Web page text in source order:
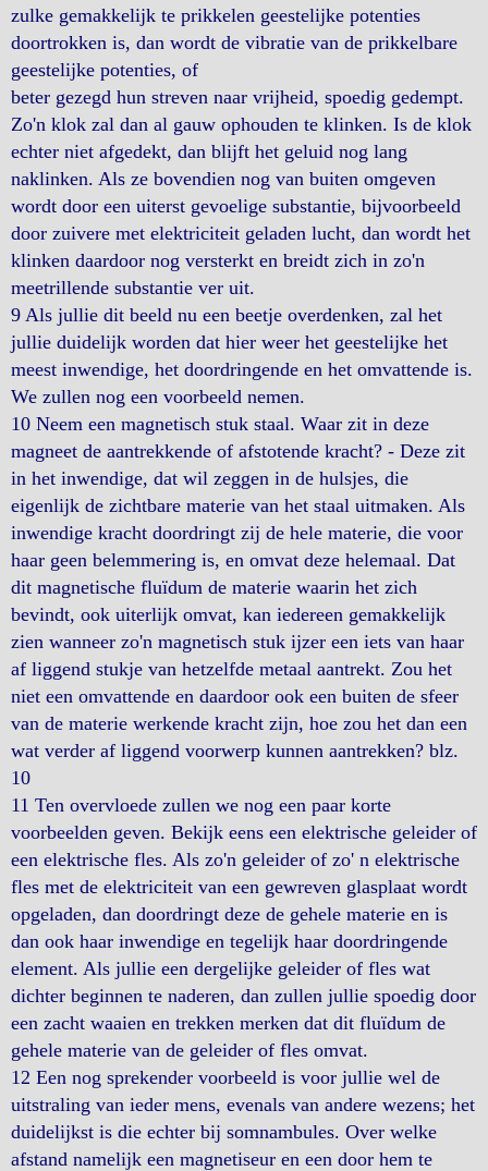
zulke gemakkelijk te prikkelen geestelijke potenties
doortrokken is, dan wordt de vibratie van de prikkelbare
geestelijke potenties, of
beter gezegd hun streven naar vrijheid, spoedig gedempt.
Zo'n klok zal dan al gauw ophouden te klinken. Is de klok
echter niet afgedekt, dan blijft het geluid nog lang
naklinken. Als ze bovendien nog van buiten omgeven
wordt door een uiterst gevoelige substantie, bijvoorbeeld
door zuivere met elektriciteit geladen lucht, dan wordt het
klinken daardoor nog versterkt en breidt zich in zo'n
meetrillende substantie ver uit.
9 Als jullie dit beeld nu een beetje overdenken, zal het
jullie duidelijk worden dat hier weer het geestelijke het
meest inwendige, het doordringende en het omvattende is.
We zullen nog een voorbeeld nemen.
10 Neem een magnetisch stuk staal. Waar zit in deze
magneet de aantrekkende of afstotende kracht? - Deze zit
in het inwendige, dat wil zeggen in de hulsjes, die
eigenlijk de zichtbare materie van het staal uitmaken. Als
inwendige kracht doordringt zij de hele materie, die voor
haar geen belemmering is, en omvat deze helemaal. Dat
dit magnetische fluïdum de materie waarin het zich
bevindt, ook uiterlijk omvat, kan iedereen gemakkelijk
zien wanneer zo'n magnetisch stuk ijzer een iets van haar
af liggend stukje van hetzelfde metaal aantrekt. Zou het
niet een omvattende en daardoor ook een buiten de sfeer
van de materie werkende kracht zijn, hoe zou het dan een
wat verder af liggend voorwerp kunnen aantrekken? blz.
10
11 Ten overvloede zullen we nog een paar korte
voorbeelden geven. Bekijk eens een elektrische geleider of
een elektrische fles. Als zo'n geleider of zo' n elektrische
fles met de elektriciteit van een gewreven glasplaat wordt
opgeladen, dan doordringt deze de gehele materie en is
dan ook haar inwendige en tegelijk haar doordringende
element. Als jullie een dergelijke geleider of fles wat
dichter beginnen te naderen, dan zullen jullie spoedig door
een zacht waaien en trekken merken dat dit fluïdum de
gehele materie van de geleider of fles omvat.
12 Een nog sprekender voorbeeld is voor jullie wel de
uitstraling van ieder mens, evenals van andere wezens; het
duidelijkst is die echter bij somnambules. Over welke
afstand namelijk een magnetiseur en een door hem te